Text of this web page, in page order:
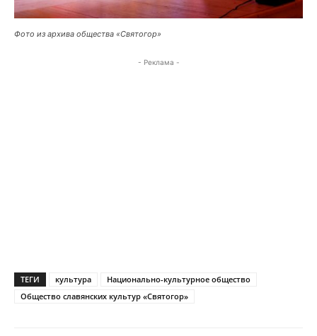
Фото из архива общества «Святогор»
- Реклама -
ТЕГИ культура
Национально-культурное общество
Общество славянских культур «Святогор»